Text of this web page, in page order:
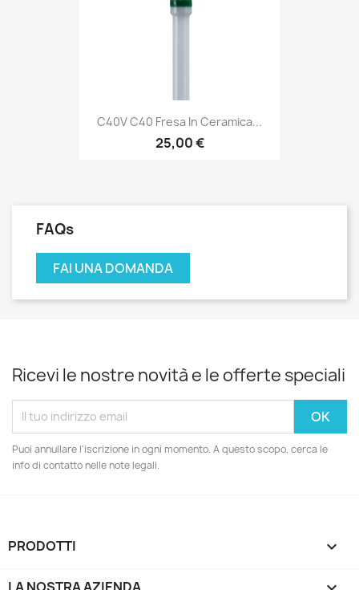
C40V C40 Fresa In Ceramica...
25,00 €
FAQs
FAI UNA DOMANDA
Ricevi le nostre novità e le offerte speciali
Puoi annullare l'iscrizione in ogni momento. A questo scopo, cerca le
info di contatto nelle note legali.
PRODOTTI 